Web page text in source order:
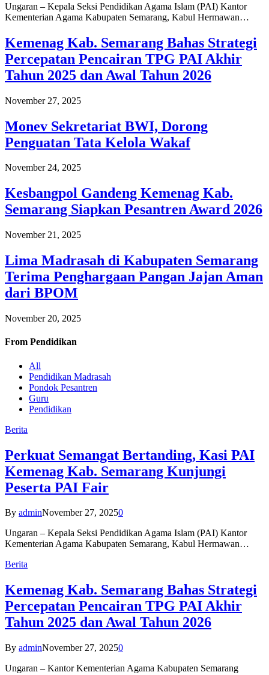
Ungaran – Kepala Seksi Pendidikan Agama Islam (PAI) Kantor
Kementerian Agama Kabupaten Semarang, Kabul Hermawan…
Kemenag Kab. Semarang Bahas Strategi
Percepatan Pencairan TPG PAI Akhir
Tahun 2025 dan Awal Tahun 2026
November 27, 2025
Monev Sekretariat BWI, Dorong
Penguatan Tata Kelola Wakaf
November 24, 2025
Kesbangpol Gandeng Kemenag Kab.
Semarang Siapkan Pesantren Award 2026
November 21, 2025
Lima Madrasah di Kabupaten Semarang
Terima Penghargaan Pangan Jajan Aman
dari BPOM
November 20, 2025
From Pendidikan
All
Pendidikan Madrasah
Pondok Pesantren
Guru
Pendidikan
Berita
Perkuat Semangat Bertanding, Kasi PAI
Kemenag Kab. Semarang Kunjungi
Peserta PAI Fair
By adminNovember 27, 20250
Ungaran – Kepala Seksi Pendidikan Agama Islam (PAI) Kantor
Kementerian Agama Kabupaten Semarang, Kabul Hermawan…
Berita
Kemenag Kab. Semarang Bahas Strategi
Percepatan Pencairan TPG PAI Akhir
Tahun 2025 dan Awal Tahun 2026
By adminNovember 27, 20250
Ungaran – Kantor Kementerian Agama Kabupaten Semarang